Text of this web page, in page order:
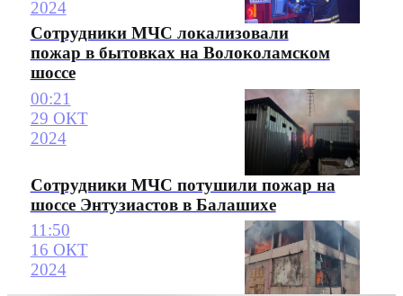
2024
Сотрудники МЧС локализовали
пожар в бытовках на Волоколамском
шоссе
00:21
29 ОКТ
2024
Сотрудники МЧС потушили пожар на
шоссе Энтузиастов в Балашихе
11:50
16 ОКТ
2024